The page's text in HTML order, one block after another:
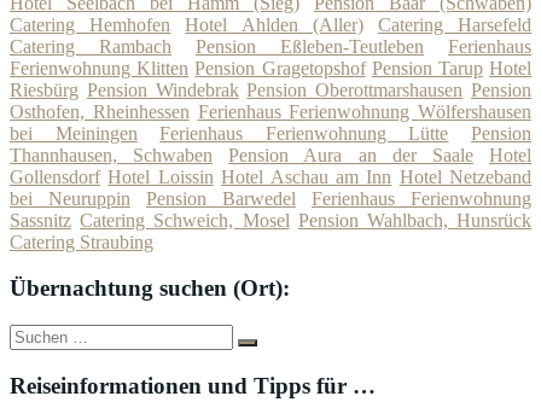
Catering Hemhofen
Hotel Ahlden (Aller)
Catering Harsefeld
Catering Rambach
Pension Eßleben-Teutleben
Ferienhaus
Ferienwohnung Klitten Pension Gragetopshof Pension Tarup Hotel
Riesbürg Pension Windebrak Pension Oberottmarshausen Pension
Osthofen, Rheinhessen Ferienhaus Ferienwohnung Wölfershausen
bei Meiningen
Ferienhaus Ferienwohnung Lütte
Pension
Thannhausen, Schwaben
Pension Aura an der Saale
Hotel
Gollensdorf Hotel Loissin Hotel Aschau am Inn Hotel Netzeband
bei Neuruppin
Pension Barwedel
Ferienhaus Ferienwohnung
Sassnitz Catering Schweich, Mosel Pension Wahlbach, Hunsrück
Catering Straubing
Übernachtung suchen (Ort):
Suche
nach:
Suchen
Reiseinformationen und Tipps für …